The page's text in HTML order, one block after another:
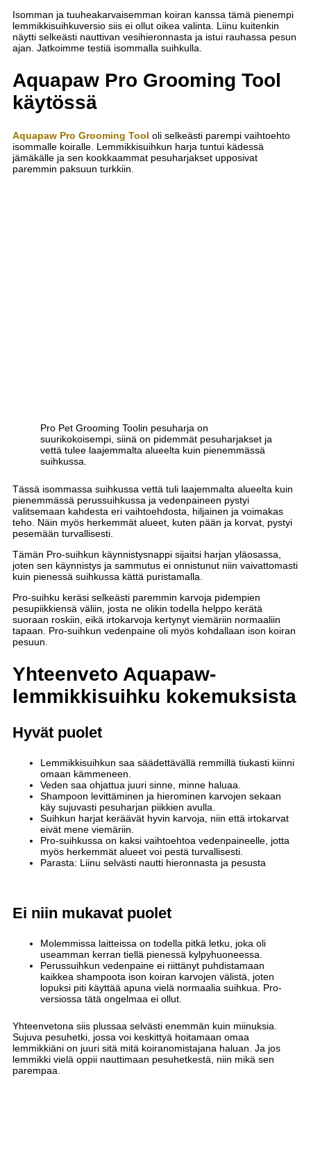
Isomman ja tuuheakarvaisemman koiran kanssa tämä pienempi
lemmikkisuihkuversio siis ei ollut oikea valinta. Liinu kuitenkin
näytti selkeästi nauttivan vesihieronnasta ja istui rauhassa pesun
ajan. Jatkoimme testiä isommalla suihkulla.
Aquapaw Pro Grooming Tool
käytössä
Aquapaw Pro Grooming Tool oli selkeästi parempi vaihtoehto
isommalle koiralle. Lemmikkisuihkun harja tuntui kädessä
jämäkälle ja sen kookkaammat pesuharjakset upposivat
paremmin paksuun turkkiin.
Pro Pet Grooming Toolin pesuharja on
suurikokoisempi, siinä on pidemmät pesuharjakset ja
vettä tulee laajemmalta alueelta kuin pienemmässä
suihkussa.
Tässä isommassa suihkussa vettä tuli laajemmalta alueelta kuin
pienemmässä perussuihkussa ja vedenpaineen pystyi
valitsemaan kahdesta eri vaihtoehdosta, hiljainen ja voimakas
teho. Näin myös herkemmät alueet, kuten pään ja korvat, pystyi
pesemään turvallisesti.
Tämän Pro-suihkun käynnistysnappi sijaitsi harjan yläosassa,
joten sen käynnistys ja sammutus ei onnistunut niin vaivattomasti
kuin pienessä suihkussa kättä puristamalla.
Pro-suihku keräsi selkeästi paremmin karvoja pidempien
pesupiikkiensä väliin, josta ne olikin todella helppo kerätä
suoraan roskiin, eikä irtokarvoja kertynyt viemäriin normaaliin
tapaan. Pro-suihkun vedenpaine oli myös kohdallaan ison koiran
pesuun.
Yhteenveto Aquapaw-
lemmikkisuihku kokemuksista
Hyvät puolet
Lemmikkisuihkun saa säädettävällä remmillä tiukasti kiinni
omaan kämmeneen.
Veden saa ohjattua juuri sinne, minne haluaa.
Shampoon levittäminen ja hierominen karvojen sekaan
käy sujuvasti pesuharjan piikkien avulla.
Suihkun harjat keräävät hyvin karvoja, niin että irtokarvat
eivät mene viemäriin.
Pro-suihkussa on kaksi vaihtoehtoa vedenpaineelle, jotta
myös herkemmät alueet voi pestä turvallisesti.
Parasta: Liinu selvästi nautti hieronnasta ja pesusta
Ei niin mukavat puolet
Molemmissa laitteissa on todella pitkä letku, joka oli
useamman kerran tiellä pienessä kylpyhuoneessa.
Perussuihkun vedenpaine ei riittänyt puhdistamaan
kaikkea shampoota ison koiran karvojen välistä, joten
lopuksi piti käyttää apuna vielä normaalia suihkua. Pro-
versiossa tätä ongelmaa ei ollut.
Yhteenvetona siis plussaa selvästi enemmän kuin miinuksia.
Sujuva pesuhetki, jossa voi keskittyä hoitamaan omaa
lemmikkiäni on juuri sitä mitä koiranomistajana haluan. Ja jos
lemmikki vielä oppii nauttimaan pesuhetkestä, niin mikä sen
parempaa.